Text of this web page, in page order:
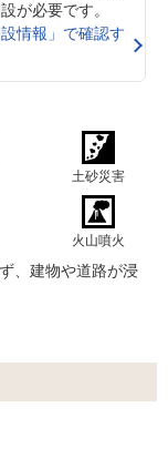
が必要です。
情報」で確認す
土砂災害
火山噴火
、建物や道路が浸